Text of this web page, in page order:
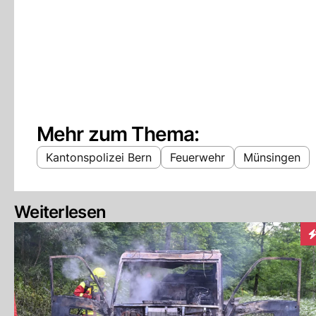
Mehr zum Thema:
Kantonspolizei Bern Feuerwehr Münsingen
Weiterlesen